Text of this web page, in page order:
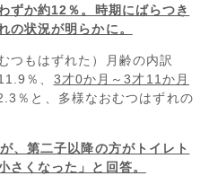
ずか約12％。時期にばらつき
の状況が明らかに。
つもはずれた）月齢の内訳
％、 3才0か月～3才11か月
％と、多様なおむつはずれの
、第二子以降の方がトイレト
さくなった」と回答。